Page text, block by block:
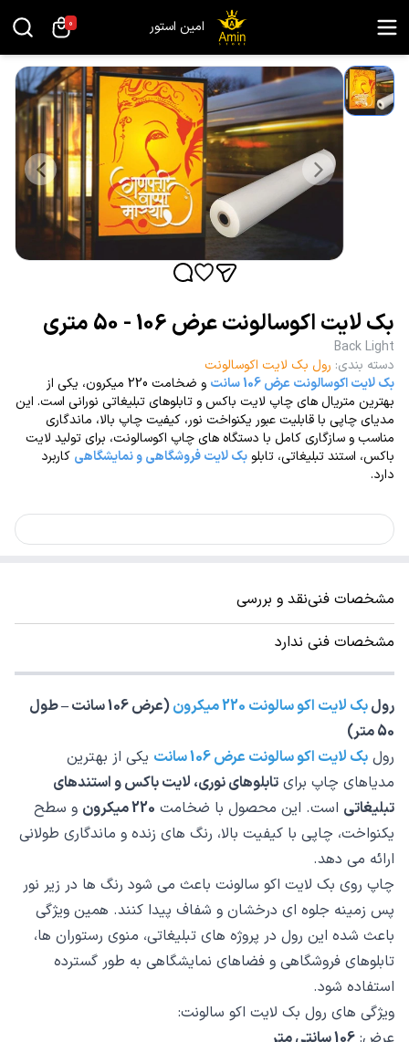
امین استور 0
بک لایت اکوسالونت عرض 106 - 50 متری
Back Light
دسته بندی: رول بک لایت اکوسالونت
بک لایت اکوسالونت عرض 106 سانت
و ضخامت 220 میکرون، یکی از
بهترین متریال های چاپ لایت باکس و تابلوهای تبلیغاتی نورانی است. این
مدیای چاپی با قابلیت عبور یکنواخت نور، کیفیت چاپ بالا، ماندگاری
مناسب و سازگاری کامل با دستگاه های چاپ اکوسالونت، برای تولید لایت
باکس، استند تبلیغاتی، تابلو بک لایت فروشگاهی و نمایشگاهی کاربرد
دارد.
مشخصات فنینقد و بررسی
مشخصات فنی ندارد
رولبک لایت اکو سالونت 220 میکرون
(عرض 106 سانت – طول
50 متر)
رول بک لایت اکو سالونت عرض 106 سانت
یکی از بهترین
مدیاهای چاپ برای تابلوهای نوری، لایت باکس و استندهای
تبلیغاتی است. این محصول با ضخامت 220 میکرون
و سطح
یکنواخت، چاپی با کیفیت بالا، رنگ های زنده و ماندگاری طولانی
ارائه می دهد.
چاپ روی بک لایت اکو سالونت باعث می شود رنگ ها در زیر نور
پس زمینه جلوه ای درخشان و شفاف پیدا کنند. همین ویژگی
باعث شده این رول در پروژه های تبلیغاتی، منوی رستوران ها،
تابلوهای فروشگاهی و فضاهای نمایشگاهی به طور گسترده
استفاده شود.
ویژگی های رول بک لایت اکو سالونت: